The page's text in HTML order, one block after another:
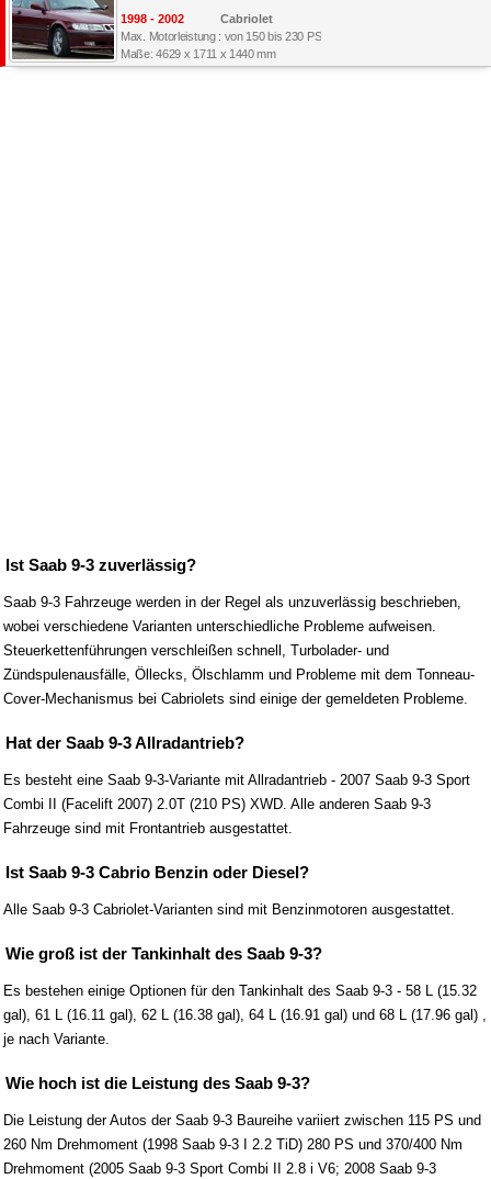
1998 - 2002
Cabriolet
Max. Motorleistung : von 150 bis 230 PS
Maße: 4629 x 1711 x 1440 mm
Ist Saab 9-3 zuverlässig?
Saab 9-3 Fahrzeuge werden in der Regel als unzuverlässig beschrieben,
wobei verschiedene Varianten unterschiedliche Probleme aufweisen.
Steuerkettenführungen verschleißen schnell, Turbolader- und
Zündspulenausfälle, Öllecks, Ölschlamm und Probleme mit dem Tonneau-
Cover-Mechanismus bei Cabriolets sind einige der gemeldeten Probleme.
Hat der Saab 9-3 Allradantrieb?
Es besteht eine Saab 9-3-Variante mit Allradantrieb - 2007 Saab 9-3 Sport
Combi II (Facelift 2007) 2.0T (210 PS) XWD. Alle anderen Saab 9-3
Fahrzeuge sind mit Frontantrieb ausgestattet.
Ist Saab 9-3 Cabrio Benzin oder Diesel?
Alle Saab 9-3 Cabriolet-Varianten sind mit Benzinmotoren ausgestattet.
Wie groß ist der Tankinhalt des Saab 9-3?
Es bestehen einige Optionen für den Tankinhalt des Saab 9-3 - 58 L (15.32
gal), 61 L (16.11 gal), 62 L (16.38 gal), 64 L (16.91 gal) und 68 L (17.96 gal) ,
je nach Variante.
Wie hoch ist die Leistung des Saab 9-3?
Die Leistung der Autos der Saab 9-3 Baureihe variiert zwischen 115 PS und
260 Nm Drehmoment (1998 Saab 9-3 I 2.2 TiD) 280 PS und 370/400 Nm
Drehmoment (2005 Saab 9-3 Sport Combi II 2.8 i V6; 2008 Saab 9-3